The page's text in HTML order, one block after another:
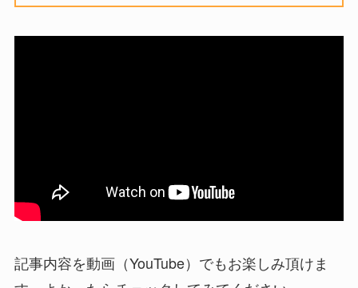
記事内容を動画（YouTube）でもお楽しみ頂けま